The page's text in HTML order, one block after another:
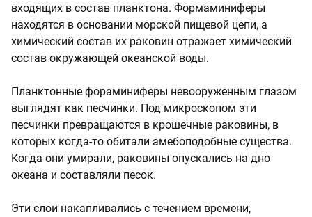
входящих в состав планктона. Формаминиферы
находятся в основании морской пищевой цепи, а
химический состав их раковин отражает химический
состав окружающей океанской воды.
Планктонные фораминиферы невооруженным глазом
выглядят как песчинки. Под микроскопом эти
песчинки превращаются в крошечные раковины, в
которых когда-то обитали амебоподобные существа.
Когда они умирали, раковины опускались на дно
океана и составляли песок.
Эти слои накапливались с течением времени,